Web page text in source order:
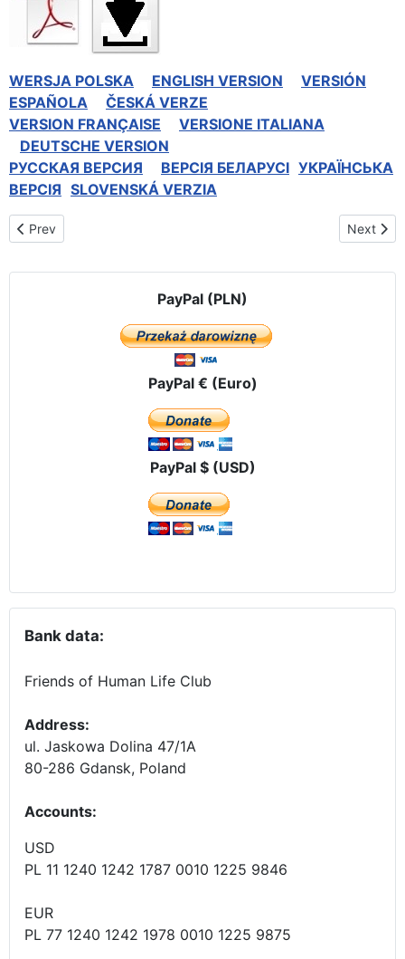
WERSJA POLSKA ENGLISH VERSION
VERSIÓN
ESPAÑOLA
ČESKÁ VERZE
VERSION FRANÇAISE
VERSIONE ITALIANA
DEUTSCHE VERSION
РУССКАЯ BЕРСИЯ
BEPCIЯ БЕЛАРУСІ УКРАЇНСЬКА
ВЕРСІЯ SLOVENSKÁ VERZIA
Previous article: VŠEOBECNÁ DEKLARACE O OCHRANĚ
Prev Next
Next
PayPal (PLN)
PayPal € (Euro)
PayPal $ (USD)
Bank data:
Friends of Human Life Club
Address:
ul. Jaskowa Dolina 47/1A
80-286 Gdansk, Poland
Accounts:
USD
PL 11 1240 1242 1787 0010 1225 9846
EUR
PL 77 1240 1242 1978 0010 1225 9875